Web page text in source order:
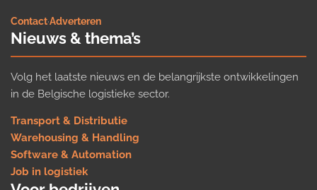
Contact·Adverteren
Nieuws & thema’s
Volg het laatste nieuws en de belangrijkste ontwikkelingen
in de Belgische logistieke sector.
Transport & Distributie
Warehousing & Handling
Software & Automation
Job in logistiek